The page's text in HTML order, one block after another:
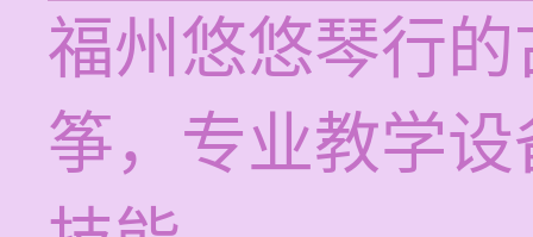
福州悠悠琴行
筝，专业教学